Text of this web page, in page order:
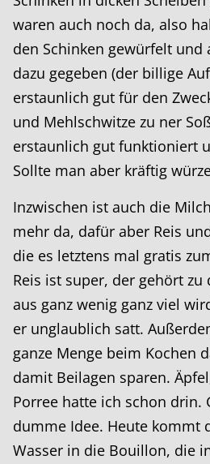
waren auch noch da, also
den Schinken gewürfelt und
dazu gegeben (der billige
erstaunlich gut für den
und Mehlschwitze zu ner
erstaunlich gut funktioniert
Sollte man aber kräftig
Inzwischen ist auch die
mehr da, dafür aber Reis
die es letztens mal gratis
Reis ist super, der gehört zu
aus ganz wenig ganz viel
er unglaublich satt.
ganze Menge beim Kochen
damit Beilagen sparen.
Porree hatte ich schon drin.
dumme Idee. Heute kommt
Wasser in die Bouillon, die